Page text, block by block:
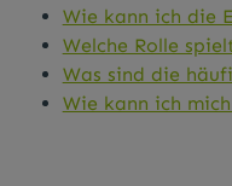
Wie kann ich die
Welche Rolle
Was sind die
Wie kann ich